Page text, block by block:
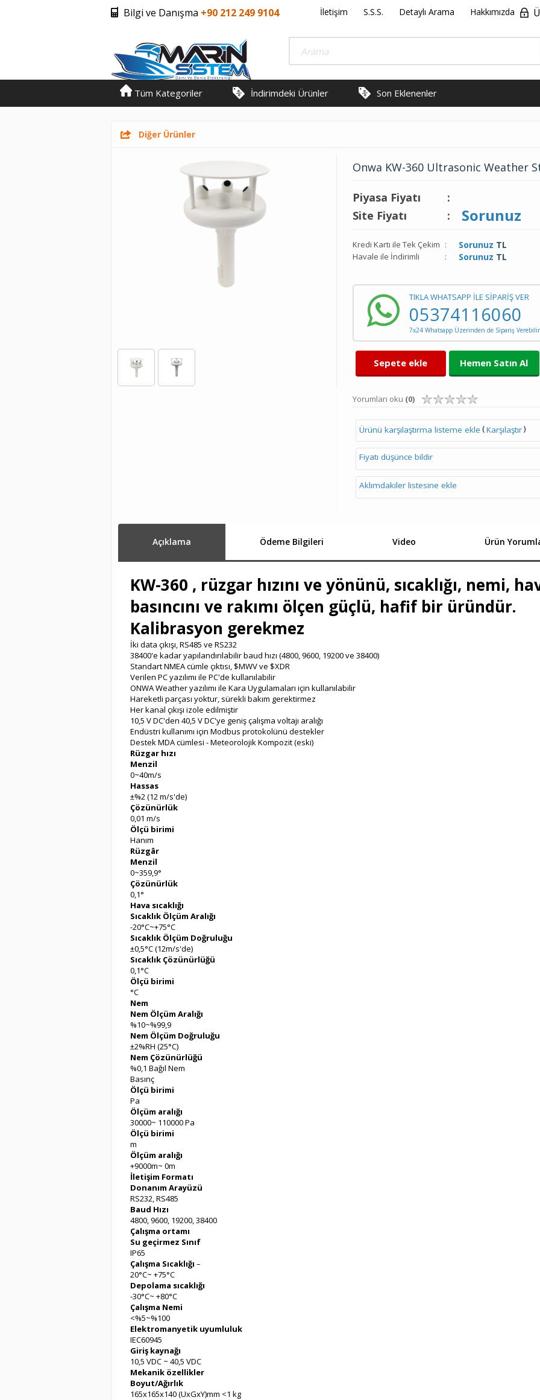
Bilgi ve Danışma +90 212 249 9104 İletişim S.S.S. Detaylı Arama Hakkımızda
Tüm Kategoriler İndirimdeki Ürünler Son Eklenenler
Diğer Ürünler
Onwa KW-360 Ultrasonic Weather
Piyasa Fiyatı
:
Site Fiyatı
: Sorunuz
Kredi Kartı ile Tek Çekim : Sorunuz TL
Havale ile İndirimli : Sorunuz TL
TIKLA WHATSAPP İLE SİPARİŞ VER
05374116060
7x24 Whatsapp Üzerinden de Sipariş
Sepete ekle Hemen Satın Al
Yorumları oku (0)
Ürünü karşılaştırma listeme ekle (Karşılaştır)
Fiyatı düşünce bildir
Aklımdakiler listesine ekle
Açıklama Ödeme Bilgileri Video Ürün
KW-360 , rüzgar hızını ve yönünü, sıcaklığı, nemi,
basıncını ve rakımı ölçen güçlü, hafif bir üründür.
Kalibrasyon gerekmez
İki data çıkışı, RS485 ve RS232
38400'e kadar yapılandırılabilir baud hızı (4800, 9600, 19200 ve 38400)
Standart NMEA cümle çıktısı, $MWV ve $XDR
Verilen PC yazılımı ile PC'de kullanılabilir
ONWA Weather yazılımı ile Kara Uygulamaları için kullanılabilir
Hareketli parçası yoktur, sürekli bakım gerektirmez
Her kanal çıkışı izole edilmiştir
10,5 V DC'den 40,5 V DC'ye geniş çalışma voltajı aralığı
Endüstri kullanımı için Modbus protokolünü destekler
Destek MDA cümlesi - Meteorolojik Kompozit (eski)
Rüzgar hızı
Menzil
0~40m/s
Hassas
±%2 (12 m/s'de)
Çözünürlük
0,01 m/s
Ölçü birimi
Hanım
Rüzgâr
Menzil
0~359,9°
Çözünürlük
0,1°
Hava sıcaklığı
Sıcaklık Ölçüm Aralığı
-20°C~+75°C
Sıcaklık Ölçüm Doğruluğu
±0,5°C (12m/s'de)
Sıcaklık Çözünürlüğü
0,1°C
Ölçü birimi
°C
Nem
Nem Ölçüm Aralığı
%10~%99,9
Nem Ölçüm Doğruluğu
±2%RH (25°C)
Nem Çözünürlüğü
%0,1 Bağıl Nem
Basınç
Ölçü birimi
Pa
Ölçüm aralığı
30000~ 110000 Pa
Ölçü birimi
m
Ölçüm aralığı
+9000m~ 0m
İletişim Formatı
Donanım Arayüzü
RS232, RS485
Baud Hızı
4800, 9600, 19200, 38400
Çalışma ortamı
Su geçirmez Sınıf
IP65
Çalışma Sıcaklığı –
20°C~ +75°C
Depolama sıcaklığı
-30°C~ +80°C
Çalışma Nemi
<%5~%100
Elektromanyetik uyumluluk
IEC60945
Giriş kaynağı
10,5 VDC ~ 40,5 VDC
Mekanik özellikler
Boyut/Ağırlık
165x165x140 (UxGxY)mm <1 kg